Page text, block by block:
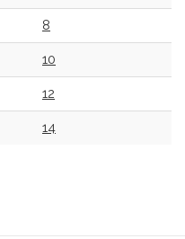
8
10
12
14